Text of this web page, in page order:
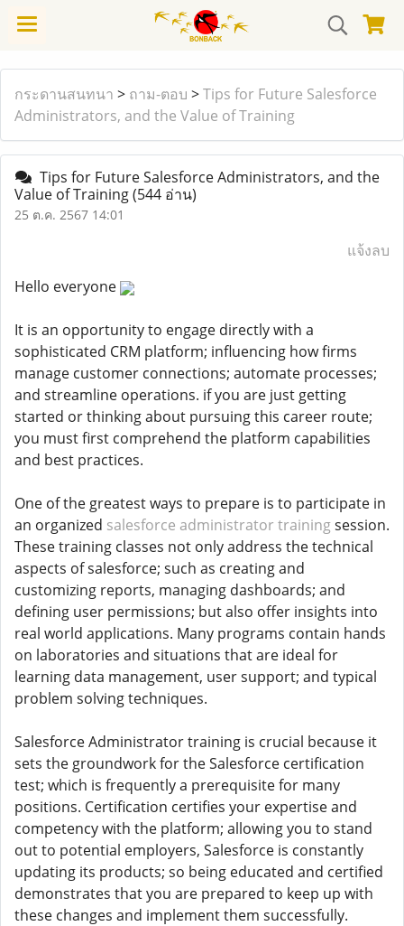
กระดานสนทนา > ถาม-ตอบ >Tips for Future Salesforce
Administrators, and the Value of Training
Tips for Future Salesforce Administrators, and the
Value of Training(544 อ่าน)
25 ต.ค. 2567 14:01
แจ้งลบ
Hello everyone
It is an opportunity to engage directly with a
sophisticated CRM platform; influencing how firms
manage customer connections; automate processes;
and streamline operations. if you are just getting
started or thinking about pursuing this career route;
you must first comprehend the platform capabilities
and best practices.
One of the greatest ways to prepare is to participate in
an organized salesforce administrator trainingsession.
These training classes not only address the technical
aspects of salesforce; such as creating and
customizing reports, managing dashboards; and
defining user permissions; but also offer insights into
real world applications. Many programs contain hands
on laboratories and situations that are ideal for
learning data management, user support; and typical
problem solving techniques.
Salesforce Administrator training is crucial because it
sets the groundwork for the Salesforce certification
test; which is frequently a prerequisite for many
positions. Certification certifies your expertise and
competency with the platform; allowing you to stand
out to potential employers, Salesforce is constantly
updating its products; so being educated and certified
demonstrates that you are prepared to keep up with
these changes and implement them successfully.